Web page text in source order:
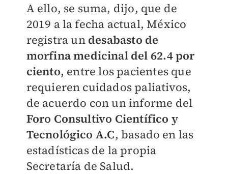
A ello, se suma, dijo, que de
2019 a la fecha actual, México
registra un desabasto de
morfina medicinal del 62.4 por
ciento, entre los pacientes que
requieren cuidados paliativos,
de acuerdo con un informe del
Foro Consultivo Científico y
Tecnológico A.C, basado en las
estadísticas de la propia
Secretaría de Salud.